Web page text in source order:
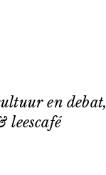
en debat,